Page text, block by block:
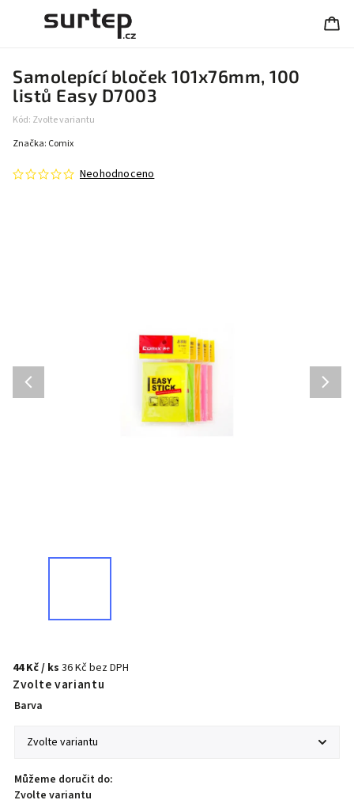
Samolepící bloček 101x76mm, 100
listů Easy D7003
Kód: Zvolte variantu
Neohodnoceno
Značka: Comix
44 Kč/ ks 36 Kč bez DPH
Zvolte variantu
Barva
Můžeme doručit do:
Zvolte variantu